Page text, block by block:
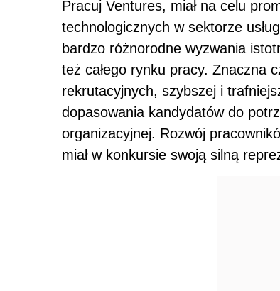
Pracuj Ventures, miał na celu
technologicznych w sektorze
bardzo różnorodne wyzwania
też całego rynku pracy. Znaczna
rekrutacyjnych, szybszej i
dopasowania kandydatów do
organizacyjnej. Rozwój
miał w konkursie swoją silną